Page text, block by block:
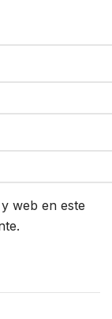
web en este